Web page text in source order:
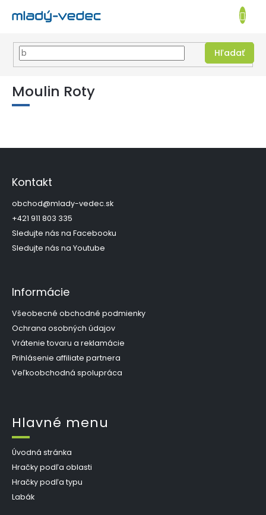
Prejsť
obsah
EUR
Hľadať
KOŠÍK
Moulin Roty
Kontakt
obchod@mlady-vedec.sk
+421 911 803 335
Sledujte nás na Facebooku
Sledujte nás na Youtube
Informácie
Všeobecné obchodné podmienky
Ochrana osobných údajov
Vrátenie tovaru a reklamácie
Prihlásenie affiliate partnera
Veľkoobchodná spolupráca
Hlavné menu
Úvodná stránka
Hračky podľa oblasti
Hračky podľa typu
Labák